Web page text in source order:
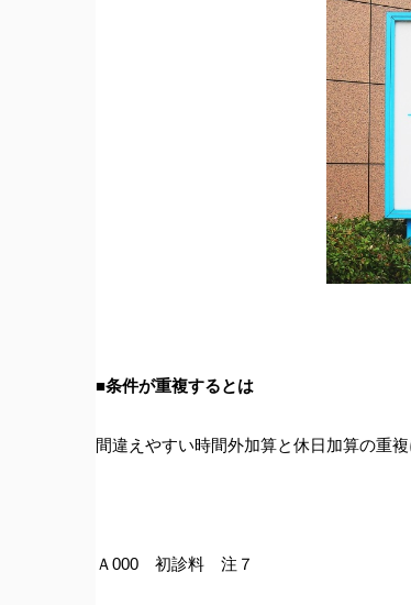
■条件が重複するとは
間違えやすい時間外加算と休日加算の重
Ａ000 初診料 注７